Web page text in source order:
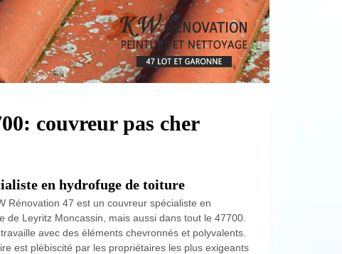
couvreur pas cher
en hydrofuge de toiture
Rénovation 47 est un couvreur spécialiste en
Leyritz Moncassin, mais aussi dans tout le 47700.
avec des éléments chevronnés et polyvalents.
est plébiscité par les propriétaires les plus exigeants